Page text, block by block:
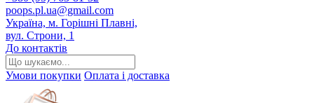
poops.pl.ua@gmail.com
Україна, м. Горішні Плавні,
вул. Строни, 1
До контактів
Умови покупки Оплата і доставка